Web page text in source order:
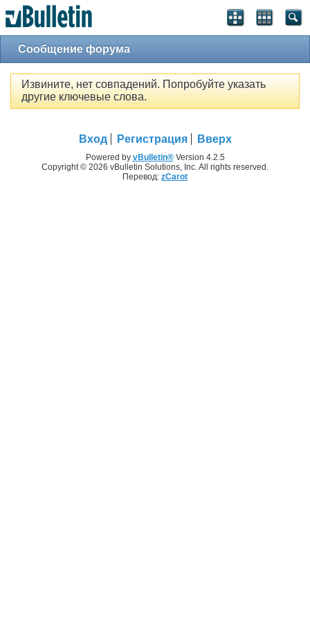
Сообщение форума
Извините, нет совпадений. Попробуйте указать
другие ключевые слова.
Вход Регистрация Вверх
Powered by vBulletin®Version 4.2.5
Copyright © 2026 vBulletin Solutions, Inc. All rights reserved.
Перевод: zCarot